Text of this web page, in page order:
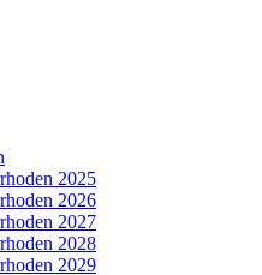
2025
2026
2027
2028
2029